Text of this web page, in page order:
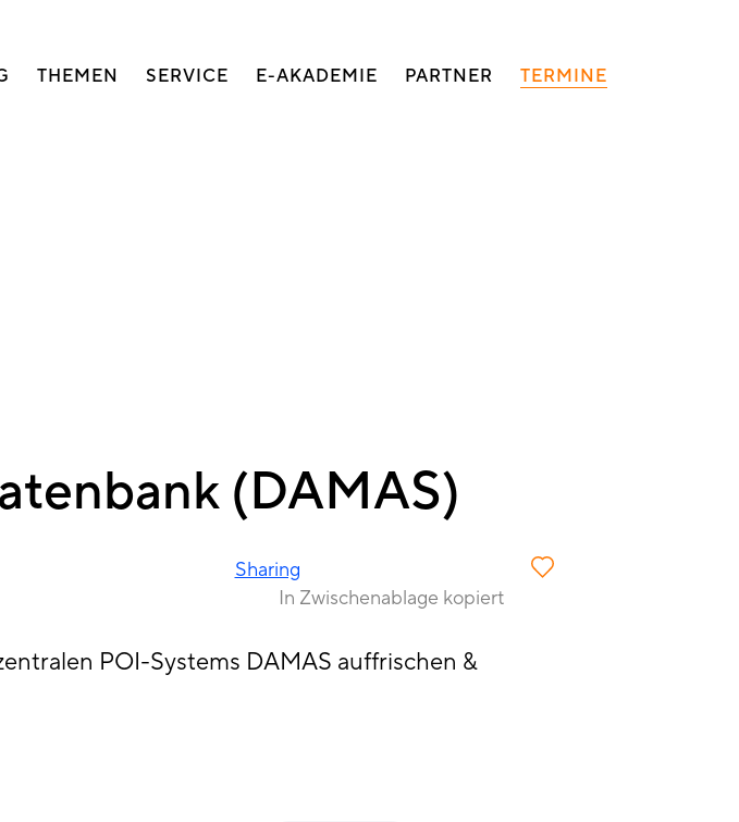
THEMEN SERVICE E-AKADEMIE PARTNER TERMINE
(DAMAS)
Sharing
In Zwischenablage kopiert
POI-Systems DAMAS auffrischen &